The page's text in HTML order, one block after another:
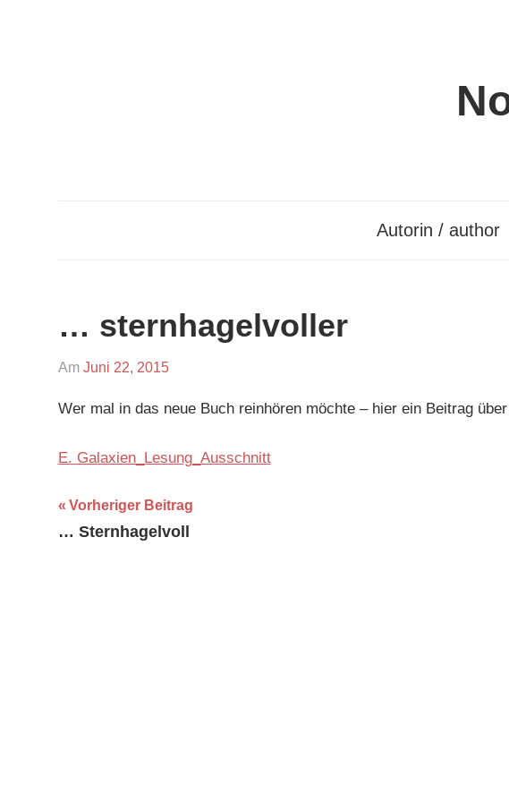
Autorin / author
… sternhagelvoller
Am Juni 22, 2015Von
In
/
Wer mal in das neue Buch reinhören möchte – hier ein Beitrag
E. Galaxien_Lesung_Ausschnitt
Beitragsnavigation
Vorheriger Beitrag
… Sternhagelvoll